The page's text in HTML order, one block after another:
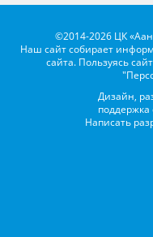
©2014-2026 ЦК
Наш сайт собирает
сайта. Пользуясь
Дизайн,
поддержка
Написать